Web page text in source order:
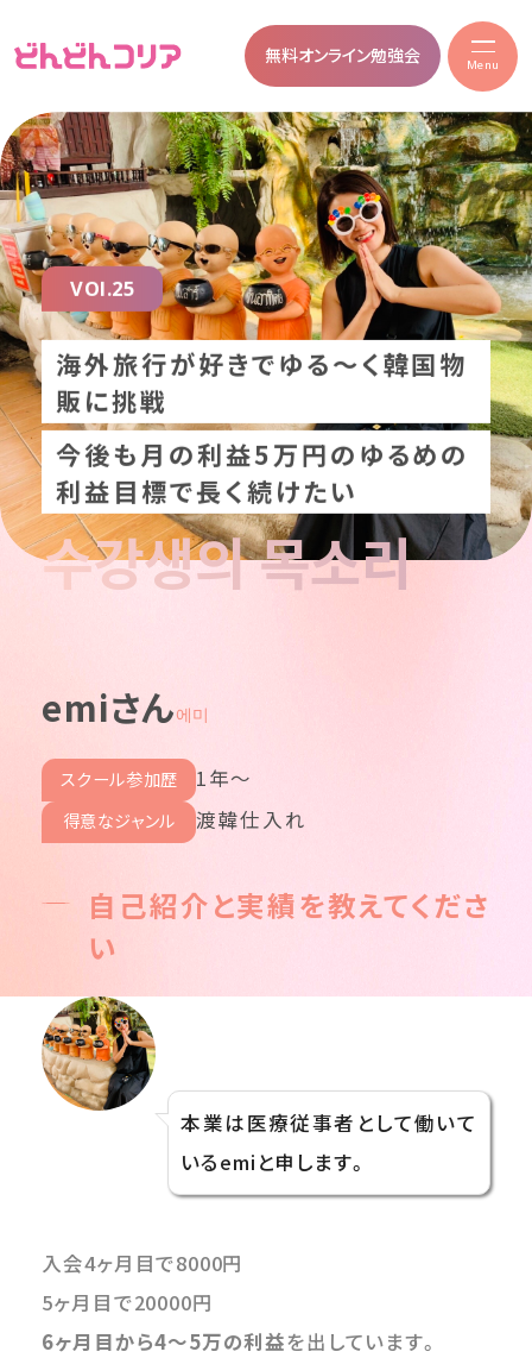
無料オンライン勉強会 Menu
VOl.25
海外旅行が好きでゆる〜く韓国物
販に挑戦
今後も月の利益5万円のゆるめの
利益目標で長く続けたい
수강생의 목소리
emiさん에미
スクール参加歴 1年〜
得意なジャンル 渡韓仕入れ
自己紹介と実績を教えてくださ
い
本業は医療従事者として働いて
いるemiと申します。
入会4ヶ月目で8000円
5ヶ月目で20000円
6ヶ月目から4〜5万の利益を出しています。